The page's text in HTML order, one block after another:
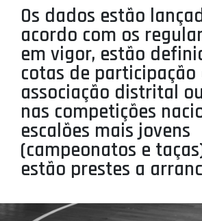
PROJETOS
LIGA BETCLIC MASCULINA
LIGA BETCLIC FEMININA
Os dados estão
acordo com os
em vigor, estão
cotas de participação
associação distrital
nas competições
escalões mais jovens
(campeonatos e
estão prestes a